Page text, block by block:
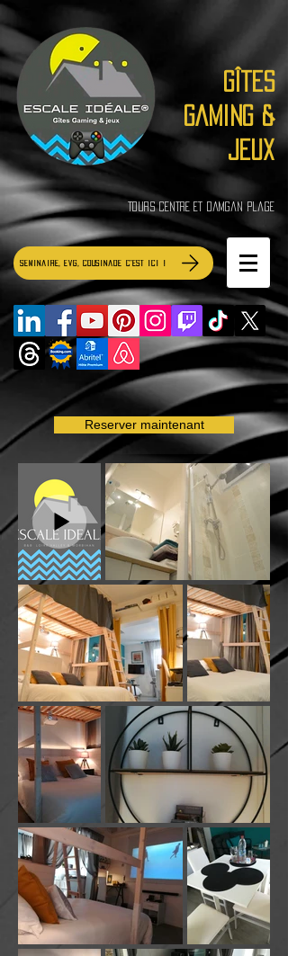
Gîtes
Gaming &
jeux
Tours Centre et Damgan Plage
Séminaire, EVG, Cousinade c'est ici !
Reserver maintenant